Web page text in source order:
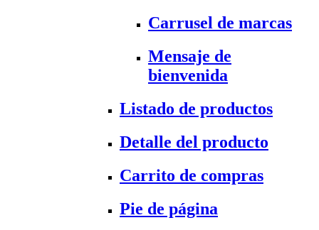
Carrusel de marcas
Mensaje de
bienvenida
Listado de productos
Detalle del producto
Carrito de compras
Pie de página